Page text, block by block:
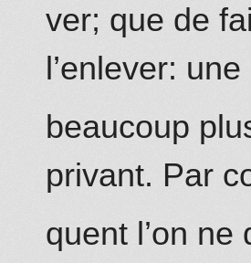
ver; que de
l’enlever:
beaucoup
privant. Par
quent l’on